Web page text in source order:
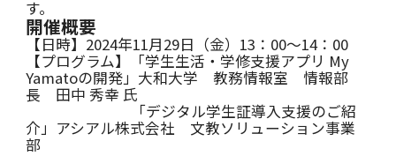
個別相談・デモ
す。
開催概要
【日時】2024年11月29日（金）13：00～14：00
【プログラム】「学生生活・学修支援アプリ My
Yamatoの開発」大和大学 教務情報室 情報部
長 田中 秀幸 氏
「デジタル学生証導入支援のご紹
介」アシアル株式会社 文教ソリューション事業
部